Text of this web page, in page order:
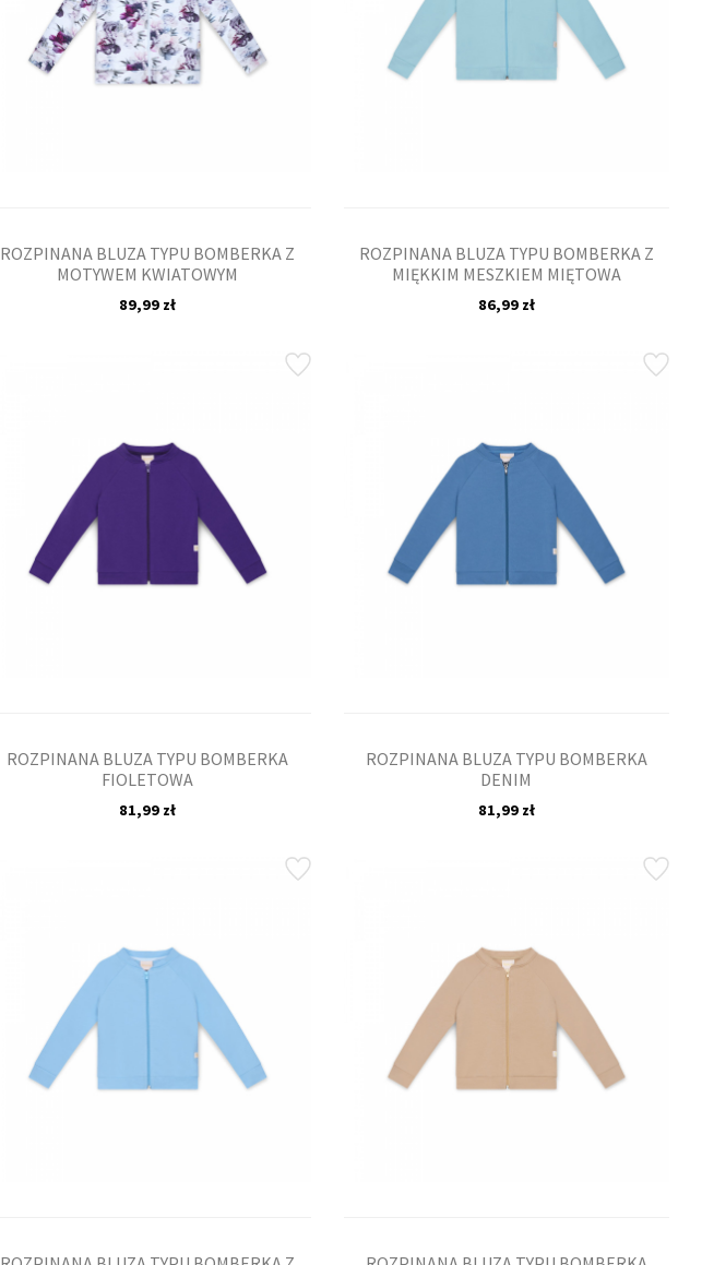
ROZPINANA BLUZA TYPU BOMBERKA Z
MOTYWEM KWIATOWYM
89,99 zł
ROZPINANA BLUZA TYPU BOMBERKA Z
MIĘKKIM MESZKIEM MIĘTOWA
86,99 zł
ROZPINANA BLUZA TYPU BOMBERKA
FIOLETOWA
81,99 zł
ROZPINANA BLUZA TYPU BOMBERKA
DENIM
81,99 zł